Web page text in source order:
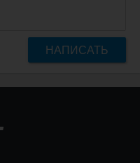
НАПИСАТЬ